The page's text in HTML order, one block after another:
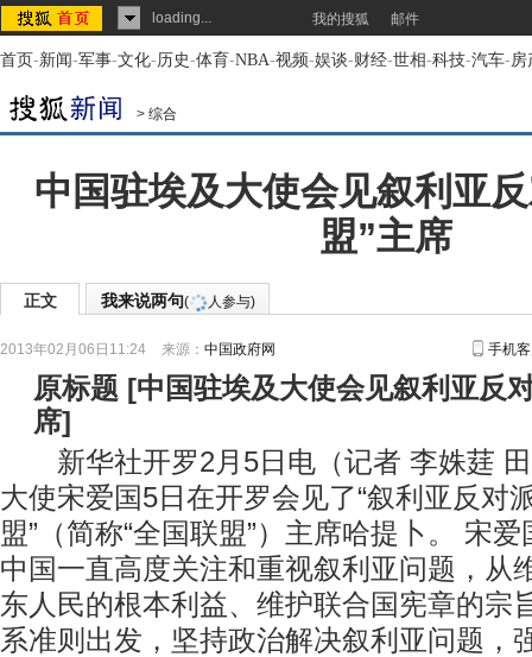
loading... 我的搜狐 邮件
首页-新闻-军事-文化-历史-体育-NBA-视频-娱谈-财经-世相-科技-汽车-房
> 综合
中国驻埃及大使会见叙利亚
盟”主席
正文 我来说两句( 人参与)
2013年02月06日11:24 来源： 中国政府网 手机
原标题 [中国驻埃及大使会见叙利亚反
席]
新华社开罗2月5日电（记者 李姝莛 田
大使宋爱国5日在开罗会见了“叙利亚反对
盟”（简称“全国联盟”）主席哈提卜。 宋
中国一直高度关注和重视叙利亚问题，从
东人民的根本利益、维护联合国宪章的宗
系准则出发，坚持政治解决叙利亚问题，